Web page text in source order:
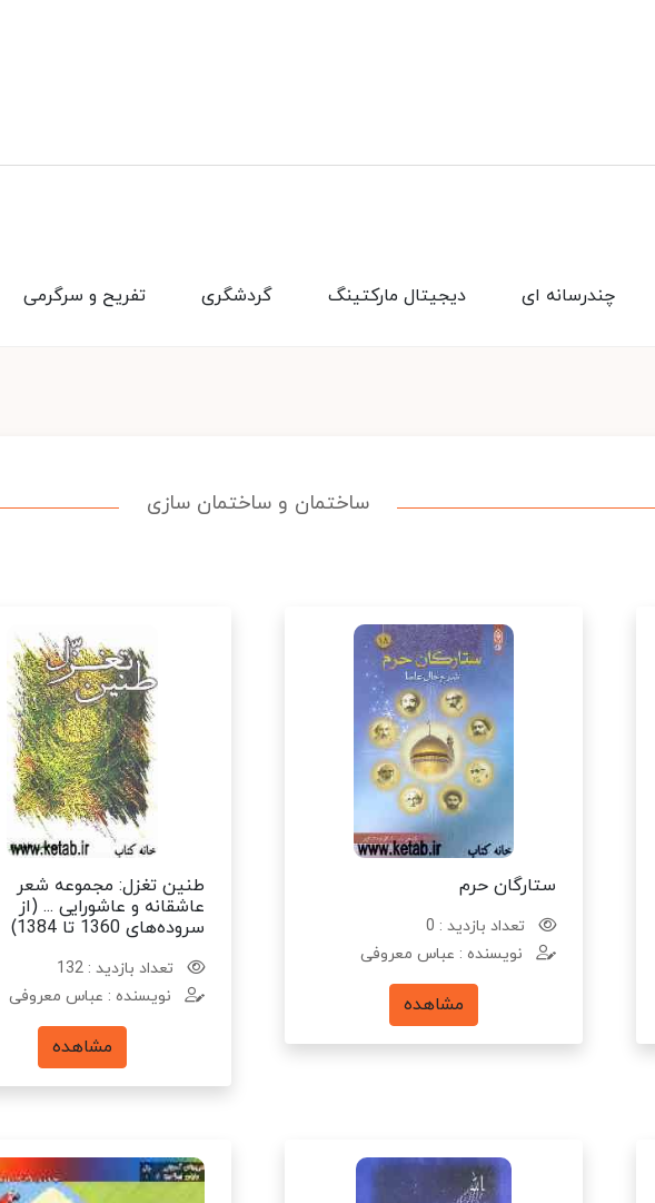
تفریح و سرگرمی گردشگری دیجیتال مارکتینگ چندرسانه ای
ساختمان و ساختمان سازی
ستارگان حرم
تعداد بازدید : 0
نویسنده : عباس معروفی
مشاهده
طنین تغزل: مجموعه شعر
عاشقانه و عاشورایی ... (از
سروده‌های 1360 تا 1384)
تعداد بازدید : 132
نویسنده : عباس معروفی
مشاهده